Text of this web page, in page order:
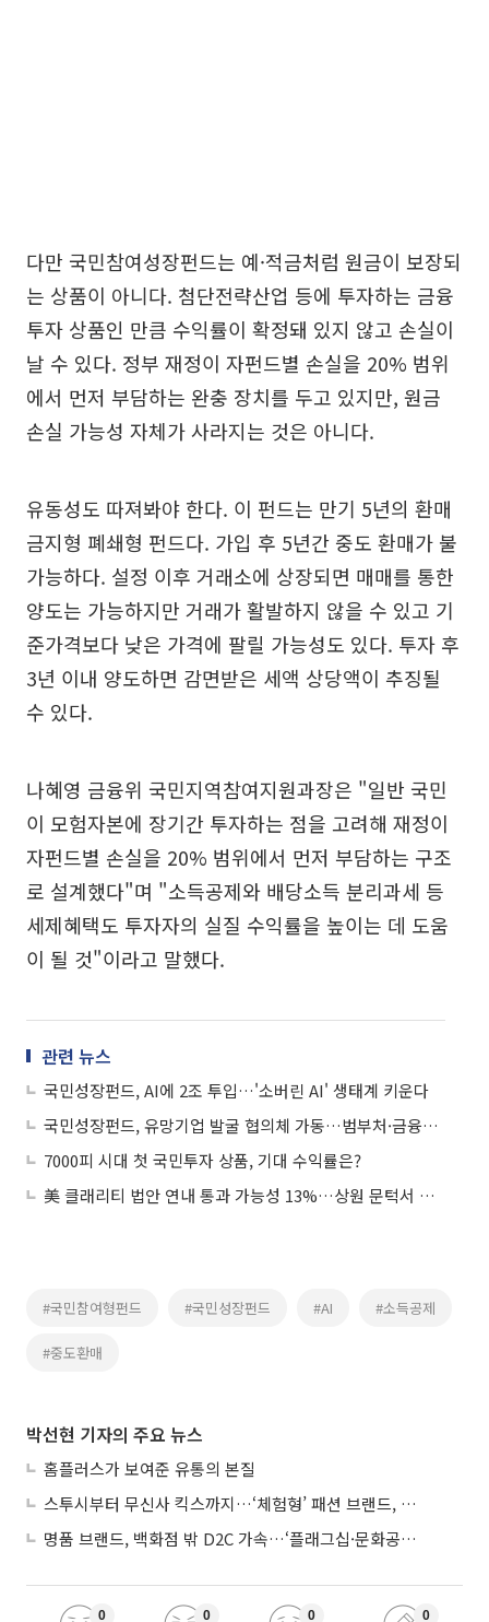
다만 국민참여성장펀드는 예·적금처럼 원금이 보장되
는 상품이 아니다. 첨단전략산업 등에 투자하는 금융
투자 상품인 만큼 수익률이 확정돼 있지 않고 손실이
날 수 있다. 정부 재정이 자펀드별 손실을 20% 범위
에서 먼저 부담하는 완충 장치를 두고 있지만, 원금
손실 가능성 자체가 사라지는 것은 아니다.
유동성도 따져봐야 한다. 이 펀드는 만기 5년의 환매
금지형 폐쇄형 펀드다. 가입 후 5년간 중도 환매가 불
가능하다. 설정 이후 거래소에 상장되면 매매를 통한
양도는 가능하지만 거래가 활발하지 않을 수 있고 기
준가격보다 낮은 가격에 팔릴 가능성도 있다. 투자 후
3년 이내 양도하면 감면받은 세액 상당액이 추징될
수 있다.
나혜영 금융위 국민지역참여지원과장은 "일반 국민
이 모험자본에 장기간 투자하는 점을 고려해 재정이
자펀드별 손실을 20% 범위에서 먼저 부담하는 구조
로 설계했다"며 "소득공제와 배당소득 분리과세 등
세제혜택도 투자자의 실질 수익률을 높이는 데 도움
이 될 것"이라고 말했다.
관련 뉴스
국민성장펀드, AI에 2조 투입…'소버린 AI' 생태계 키운다
국민성장펀드, 유망기업 발굴 협의체 가동…범부처·금융권 맞손
7000피 시대 첫 국민투자 상품, 기대 수익률은?
美 클래리티 법안 연내 통과 가능성 13%…상원 문턱서 제동
#국민참여형펀드 #국민성장펀드 #AI #소득공제
#중도환매
박선현 기자의 주요 뉴스
홈플러스가 보여준 유통의 본질
스투시부터 무신사 킥스까지…‘체험형’ 패션 브랜드, 잇단 제주행
명품 브랜드, 백화점 밖 D2C 가속…‘플래그십·문화공간’ 전략 눈길
0 0 0 0